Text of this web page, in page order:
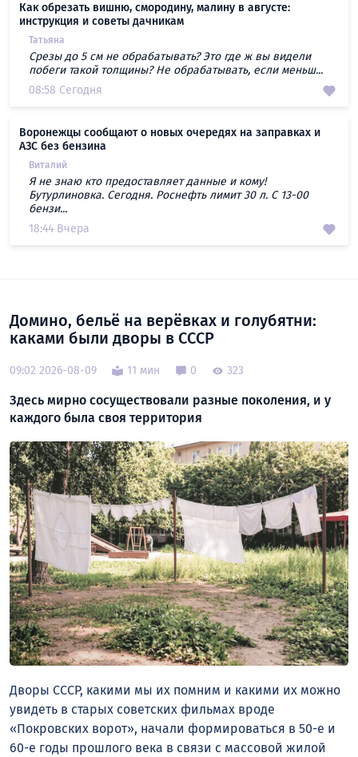
Как обрезать вишню, смородину, малину в августе:
инструкция и советы дачникам
Татьяна
Срезы до 5 см не обрабатывать? Это где ж вы видели
побеги такой толщины? Не обрабатывать, если меньш...
08:58 Сегодня
Воронежцы сообщают о новых очередях на заправках и
АЗС без бензина
Виталий
Я не знаю кто предоставляет данные и кому!
Бутурлиновка. Сегодня. Роснефть лимит 30 л. С 13-00
бензи...
18:44 Вчера
Домино, бельё на верёвках и голубятни:
каками были дворы в СССР
09:02 2026-08-09 11 мин 0 323
Здесь мирно сосуществовали разные поколения, и у
каждого была своя территория
Дворы СССР, какими мы их помним и какими их можно
увидеть в старых советских фильмах вроде
«Покровских ворот», начали формироваться в 50-е и
60-е годы прошлого века в связи с массовой жилой